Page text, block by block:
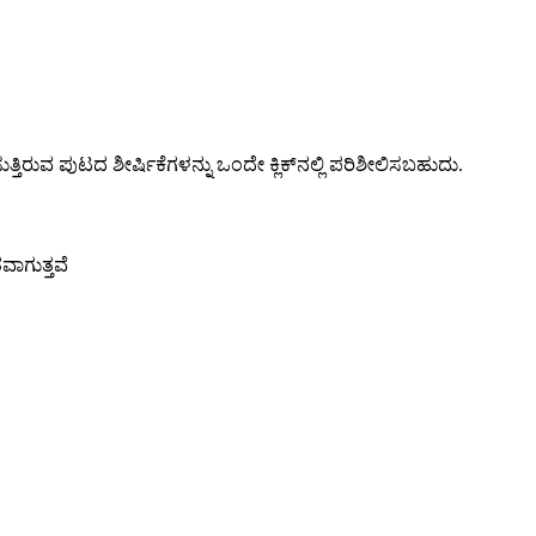
ಪುಟದ ಶೀರ್ಷಿಕೆಗಳನ್ನು ಒಂದೇ ಕ್ಲಿಕ್‌ನಲ್ಲಿ ಪರಿಶೀಲಿಸಬಹುದು.